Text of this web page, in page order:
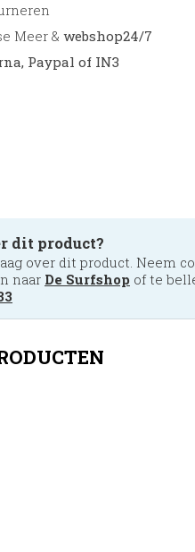
Meer &webshop24/7
Paypal of IN3
dit product?
over dit product. Neem
naar De Surfshop of te